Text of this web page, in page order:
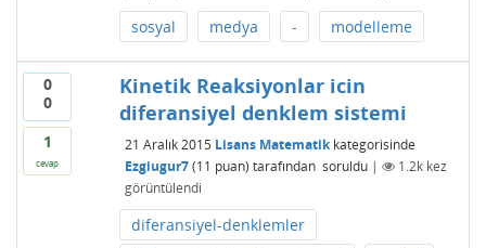
sosyal medya - modelleme
0
0
1
cevap
Kinetik Reaksiyonlar icin
diferansiyel denklem sistemi
21 Aralık 2015 Lisans Matematikkategorisinde
Ezgiugur7 (11 puan) tarafından soruldu | 1.2kkez
görüntülendi
diferansiyel-denklemler